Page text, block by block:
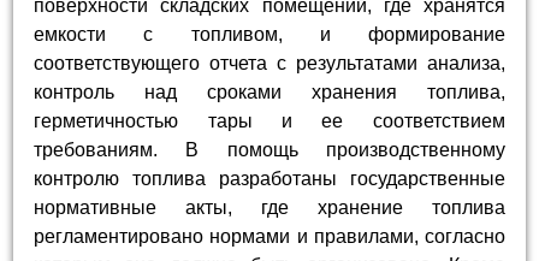
поверхности складских помещений, где хранятся
емкости с топливом, и формирование
соответствующего отчета с результатами анализа,
контроль над сроками хранения топлива,
герметичностью тары и ее соответствием
требованиям. В помощь производственному
контролю топлива разработаны государственные
нормативные акты, где хранение топлива
регламентировано нормами и правилами, согласно